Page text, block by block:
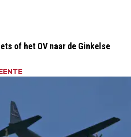
of het OV naar de Ginkelse